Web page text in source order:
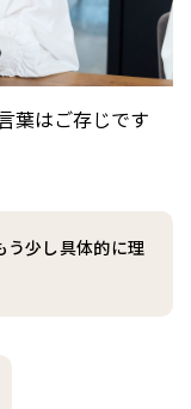
葉はご存じです
う少し具体的に理